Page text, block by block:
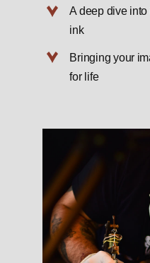
A deep dive
ink
Bringing your
for life